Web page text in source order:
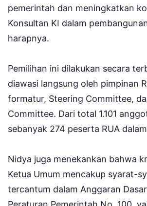
pemerintah dan meningkatkan
Konsultan KI dalam
harapnya.
Pemilihan ini dilakukan secara
diawasi langsung oleh pimpinan
formatur, Steering Committee,
Committee. Dari total 1.101
sebanyak 274 peserta RUA
Nidya juga menekankan bahwa
Ketua Umum mencakup syarat-
tercantum dalam Anggaran